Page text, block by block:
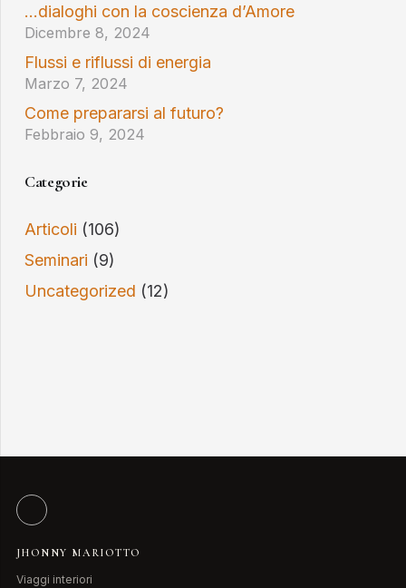
…dialoghi con la coscienza d’Amore
Dicembre 8, 2024
Flussi e riflussi di energia
Marzo 7, 2024
Come prepararsi al futuro?
Febbraio 9, 2024
Categorie
Articoli (106)
Seminari (9)
Uncategorized (12)
JHONNY MARIOTTO
Viaggi interiori